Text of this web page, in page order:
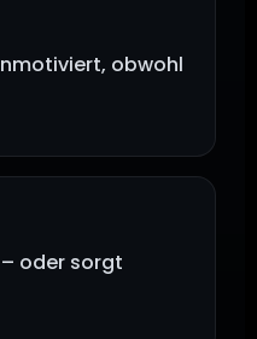
obwohl
oder sorgt